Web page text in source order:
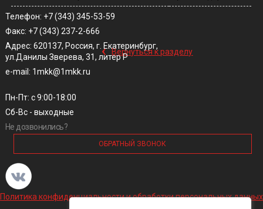
‹ Вернуться к разделу
Телефон: +7 (343) 345-53-59
Факс: +7 (343) 237-2-666
Адрес: 620137, Россия, г. Екатеринбург,
ул.Данилы Зверева, 31, литер Р
e-mail: 1mkk@1mkk.ru
Пн-Пт: с 9:00-18:00
Сб-Вс - выходные
Не дозвонились?
ОБРАТНЫЙ ЗВОНОК
Политика конфиденциальности и обработки персональных данных